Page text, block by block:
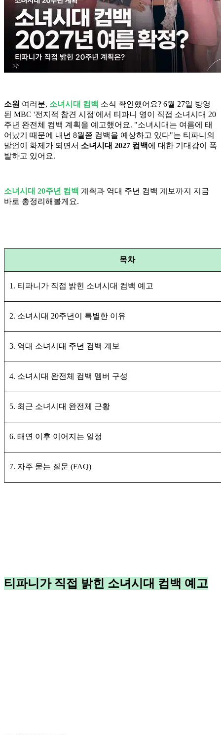
소원 여러분, 소녀시대 컴백 소식 확인했어요? 6월 27일 방영
된 MBC '전지적 참견 시점'에서 티파니 영이 직접 소녀시대 20
주년 완전체 컴백 계획을 예고했어요. "소녀시대는 여름에 태
어났기 때문에 내년 8월쯤 컴백을 예상하고 있다"는 티파니의
발언이 화제가 되면서 소녀시대 2027 컴백에 대한 기대감이 폭
발하고 있어요.
소녀시대 20주년 컴백 계획과 역대 주년 컴백 계보까지 지금
바로 총정리해볼게요.
목차
1. 티파니가 직접 밝힌 소녀시대 컴백 예고
2. 소녀시대 20주년이 특별한 이유
3. 역대 소녀시대 주년 컴백 계보
4. 소녀시대 완전체 컴백 멤버 구성
5. 최근 소녀시대 완전체 근황
6. 태연 이후 이어지는 일정
7. 자주 묻는 질문 (FAQ)
티파니가 직접 밝힌 소녀시대 컴백 예고